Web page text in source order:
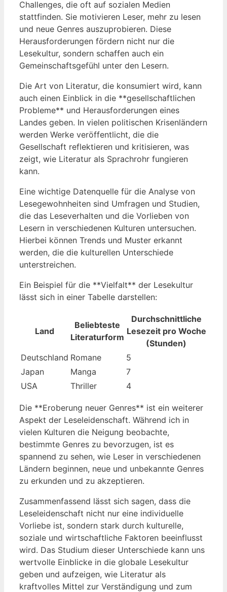
Challenges, die oft auf sozialen Medien
stattfinden. Sie motivieren Leser, mehr zu lesen
und neue Genres auszuprobieren. Diese
Herausforderungen fördern nicht nur die
Lesekultur, sondern schaffen auch ein
Gemeinschaftsgefühl unter den Lesern.
Die Art von Literatur, die konsumiert wird, kann
auch einen Einblick in die **gesellschaftlichen
Probleme** und Herausforderungen eines
Landes geben. In vielen politischen Krisenländern
werden Werke veröffentlicht, die die
Gesellschaft reflektieren und kritisieren, was
zeigt, wie Literatur als Sprachrohr fungieren
kann.
Eine wichtige Datenquelle für die Analyse von
Lesegewohnheiten sind Umfragen und Studien,
die das Leseverhalten und die Vorlieben von
Lesern in verschiedenen Kulturen untersuchen.
Hierbei können Trends und Muster erkannt
werden, die die kulturellen Unterschiede
unterstreichen.
Ein Beispiel für die **Vielfalt** der Lesekultur
lässt sich in einer Tabelle darstellen:
Land
Beliebteste
Literaturform
Durchschnittliche
Lesezeit pro Woche
(Stunden)
Deutschland Romane
5
Japan
Manga
7
USA
Thriller 4
Die **Eroberung neuer Genres** ist ein weiterer
Aspekt der Leseleidenschaft. Während ich in
vielen Kulturen die Neigung beobachte,
bestimmte Genres zu bevorzugen, ist es
spannend zu sehen, wie Leser in verschiedenen
Ländern beginnen, neue und unbekannte Genres
zu erkunden und zu akzeptieren.
Zusammenfassend lässt sich sagen, dass die
Leseleidenschaft nicht nur eine individuelle
Vorliebe ist, sondern stark durch kulturelle,
soziale und wirtschaftliche Faktoren beeinflusst
wird. Das Studium dieser Unterschiede kann uns
wertvolle Einblicke in die globale Lesekultur
geben und aufzeigen, wie Literatur als
kraftvolles Mittel zur Verständigung und zum